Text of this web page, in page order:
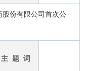
股份有限公司首次公
主 题 词